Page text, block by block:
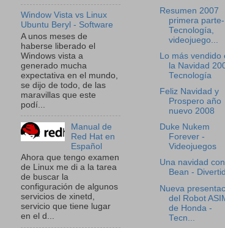
Window Vista vs Linux
Ubuntu Beryl - Software
A unos meses de
haberse liberado el
Windows vista a
generado mucha
expectativa en el mundo,
se dijo de todo, de las
maravillas que este
podí...
Manual de
Red Hat en
Español
Ahora que tengo examen
de Linux me di a la tarea
de buscar la
configuración de algunos
servicios de xinetd,
servicio que tiene lugar
en el d...
Resumen 2007
primera parte-
Tecnología,
videojuego...
Lo más vendido
la Navidad
Tecnología
Feliz Navidad y
Prospero año
nuevo 2008
Duke Nukem
Forever -
Videojuegos
Una navidad
Bean -
Nueva
del Robot
de Honda -
Tecn...